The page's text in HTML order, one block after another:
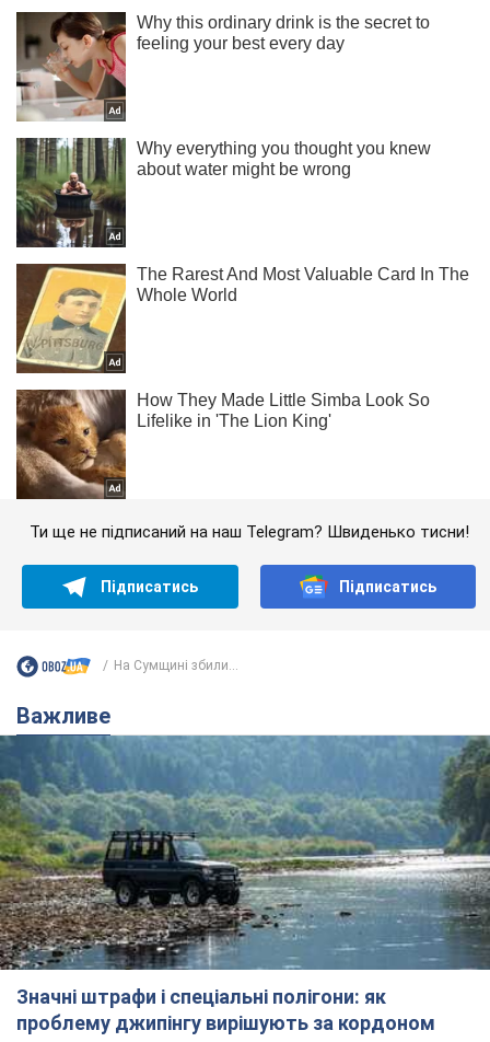
Ти ще не підписаний на наш Telegram? Швиденько тисни!
Підписатись Підписатись
На Сумщині збили...
Важливе
Значні штрафи і спеціальні полігони: як
проблему джипінгу вирішують за кордоном